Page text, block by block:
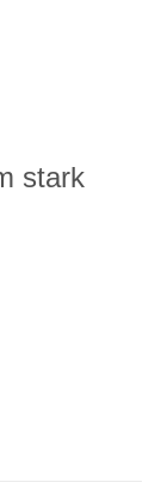
stark